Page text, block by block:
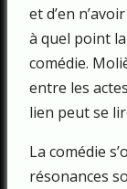
et d’en
à quel point
comédie.
entre les
lien peut se
La comédie
résonances